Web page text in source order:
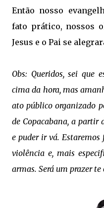
Então nosso
fato prático, nossos
Jesus e o Pai se
Obs: Queridos, sei que
cima da hora, mas
ato público organizado
de Copacabana, a partir
e puder ir vá.
violência e, mais
armas. Será um prazer